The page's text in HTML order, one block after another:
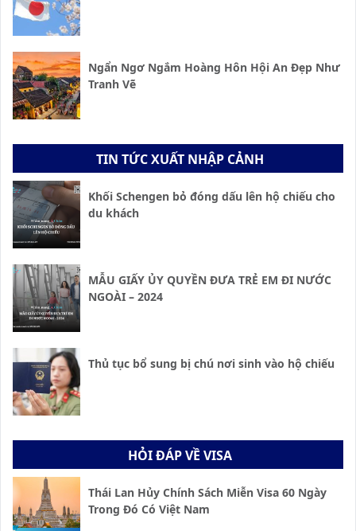
Ngẩn Ngơ Ngắm Hoàng Hôn Hội An Đẹp Như
Tranh Vẽ
TIN TỨC XUẤT NHẬP CẢNH
Khối Schengen bỏ đóng dấu lên hộ chiếu cho
du khách
MẪU GIẤY ỦY QUYỀN ĐƯA TRẺ EM ĐI NƯỚC
NGOÀI – 2024
Thủ tục bổ sung bị chú nơi sinh vào hộ chiếu
HỎI ĐÁP VỀ VISA
Thái Lan Hủy Chính Sách Miễn Visa 60 Ngày
Trong Đó Có Việt Nam